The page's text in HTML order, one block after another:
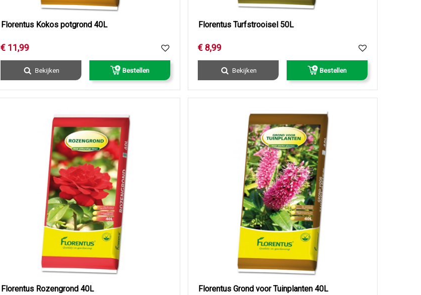
Florentus Kokos potgrond 40L
€ 11,99
Bekijken Bestellen
Florentus Turfstrooisel 50L
€ 8,99
Bekijken Bestellen
Florentus Rozengrond 40L Florentus Grond voor Tuinplanten 40L